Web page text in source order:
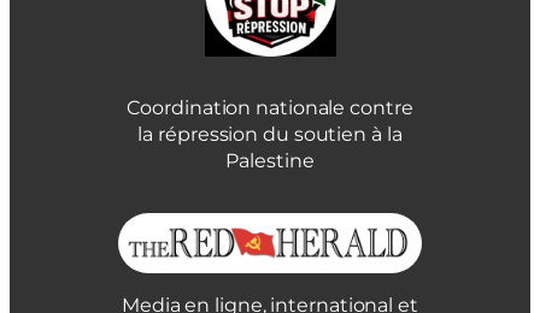
Coordination nationale contre
la répression du soutien à la
Palestine
Media en ligne, international et